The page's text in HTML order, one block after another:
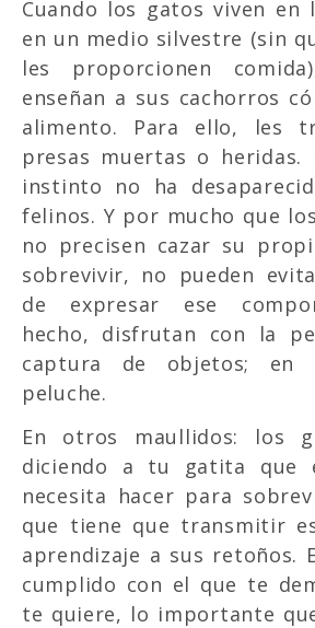
Cuando los gatos viven en
en un medio silvestre (sin
les proporcionen
enseñan a sus cachorros
alimento. Para ello, les
presas muertas o heridas.
instinto no ha
felinos. Y por mucho que
no precisen cazar su
sobrevivir, no pueden
de expresar ese
hecho, disfrutan con la
captura de objetos; en
peluche.
En otros maullidos: los
diciendo a tu gatita que
necesita hacer para
que tiene que transmitir
aprendizaje a sus retoños.
cumplido con el que te
te quiere, lo importante